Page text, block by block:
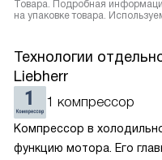
Товара. Подробная
на упаковке товара.
Технологии
Liebherr
1 компрессор
Компрессор в
функцию мотора. Его